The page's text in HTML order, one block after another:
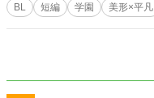
BL 短編 学園 美形×平凡